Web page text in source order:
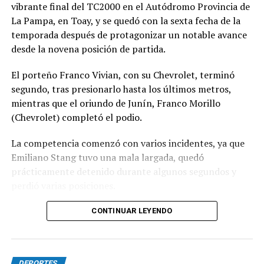
vibrante final del TC2000 en el Autódromo Provincia de
La Pampa, en Toay, y se quedó con la sexta fecha de la
temporada después de protagonizar un notable avance
desde la novena posición de partida.
El porteño Franco Vivian, con su Chevrolet, terminó
segundo, tras presionarlo hasta los últimos metros,
mientras que el oriundo de Junín, Franco Morillo
(Chevrolet) completó el podio.
La competencia comenzó con varios incidentes, ya que
Emiliano Stang tuvo una mala largada, quedó
prácticamente detenido durante algunos segundos y
En los primeros metros también se produjo un
ensució el transcurso de la carrera.
CONTINUAR LEYENDO